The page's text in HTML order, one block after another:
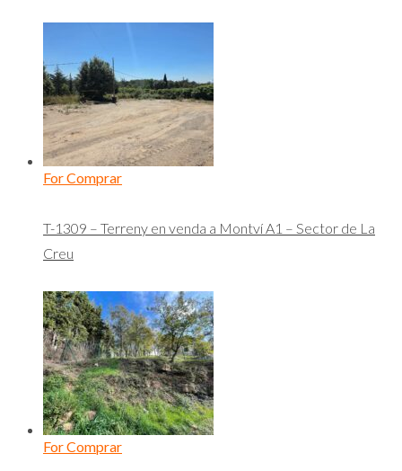
For Comprar
T-1309 – Terreny en venda a Montví A1 – Sector de La
Creu
For Comprar